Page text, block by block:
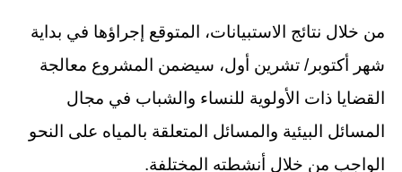
من خلال نتائج الاستبيانات، المتوقع إجراؤها في بداية
شهر أكتوبر/ تشرين أول، سيضمن المشروع معالجة
القضايا ذات الأولوية للنساء والشباب في مجال
المسائل البيئية والمسائل المتعلقة بالمياه على النحو
الواجب من خلال أنشطته المختلفة.